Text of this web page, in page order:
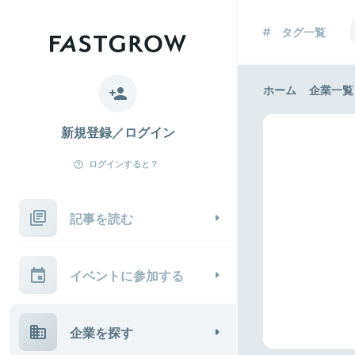
新規登録／ログイン
ログインすると？
記事を読む
イベントに参加する
企業を探す
タグ一覧
ホーム 企業一覧